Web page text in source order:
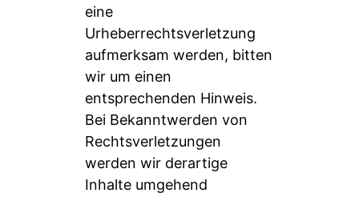
eine
Urheberrechtsverletzung
aufmerksam werden, bitten
wir um einen
entsprechenden Hinweis.
Bei Bekanntwerden von
Rechtsverletzungen
werden wir derartige
Inhalte umgehend